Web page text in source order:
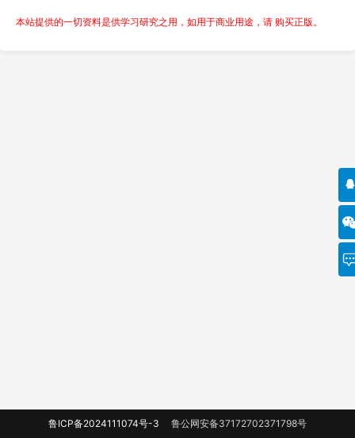
本站提供的一切资料是供学习研究之用，如用于商业用途，请 购买正版。
鲁ICP备2024111074号-3 鲁公网安备37172702371798号